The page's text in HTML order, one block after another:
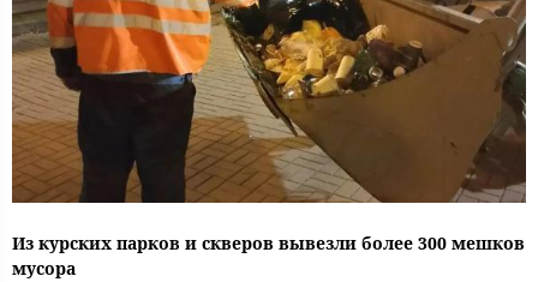
Из курских парков и скверов вывезли более 300 мешков
мусора